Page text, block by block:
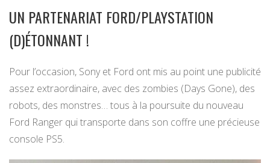
UN PARTENARIAT FORD/PLAYSTATION
(D)ÉTONNANT !
Pour l’occasion, Sony et Ford ont mis au point une publicité
assez extraordinaire, avec des zombies (Days Gone), des
robots, des monstres… tous à la poursuite du nouveau
Ford Ranger qui transporte dans son coffre une précieuse
console PS5.